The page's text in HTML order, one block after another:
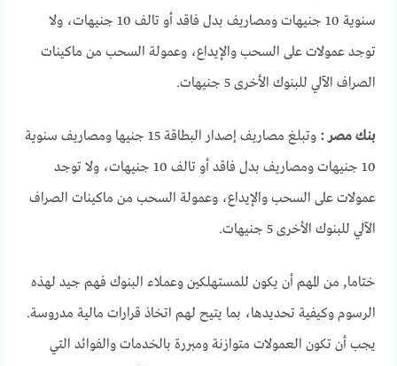
سنوية 10 جنيهات ومصاريف بدل فاقد أو تالف 10 جنيهات، ولا
توجد عمولات على السحب والإيداع، وعمولة السحب من ماكينات
الصراف الآلي للبنوك الأخرى 5 جنيهات.
بنك مصر :
وتبلغ مصاريف إصدار البطاقة 15 جنيها ومصاريف سنوية
10 جنيهات ومصاريف بدل فاقد أو تالف 10 جنيهات، ولا توجد
عمولات على السحب والإيداع، وعمولة السحب من ماكينات الصراف
الآلي للبنوك الأخرى 5 جنيهات.
ختاما, من المهم أن يكون للمستهلكين وعملاء البنوك فهم جيد لهذه
الرسوم وكيفية تحديدها، بما يتيح لهم اتخاذ قرارات مالية مدروسة.
يجب أن تكون العمولات متوازنة ومبررة بالخدمات والفوائد التي